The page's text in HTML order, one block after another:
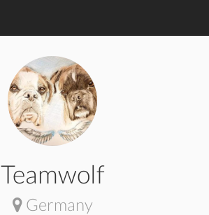
Teamwolf
Germany